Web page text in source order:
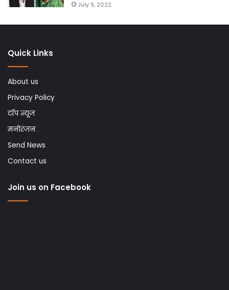
July 9, 2022
Quick Links
About us
Privacy Policy
टॉप न्यूज
मनोरंजन
Send News
Contact us
Join us on Facebook